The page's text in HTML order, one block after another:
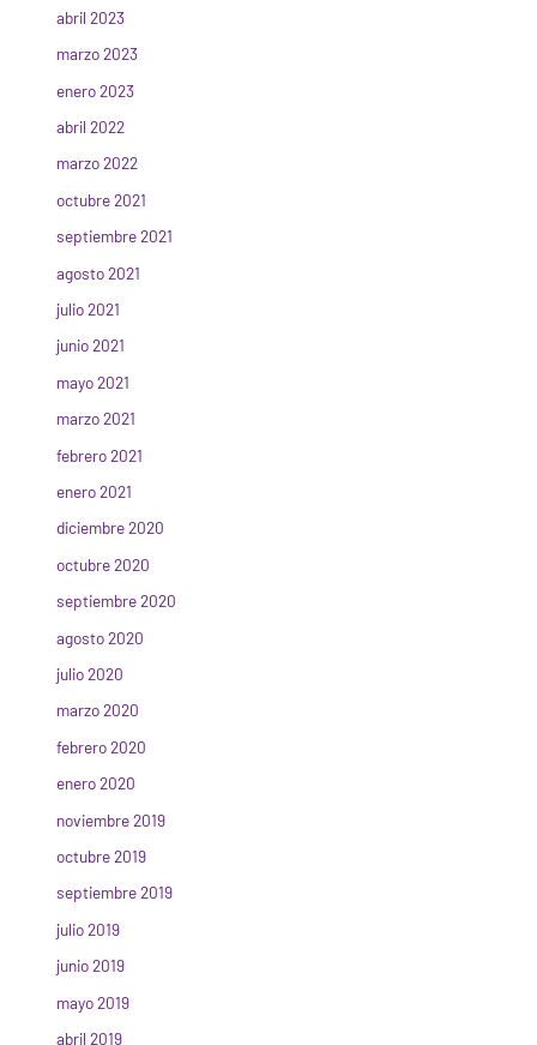
abril 2023
marzo 2023
enero 2023
abril 2022
marzo 2022
octubre 2021
septiembre 2021
agosto 2021
julio 2021
junio 2021
mayo 2021
marzo 2021
febrero 2021
enero 2021
diciembre 2020
octubre 2020
septiembre 2020
agosto 2020
julio 2020
marzo 2020
febrero 2020
enero 2020
noviembre 2019
octubre 2019
septiembre 2019
julio 2019
junio 2019
mayo 2019
abril 2019